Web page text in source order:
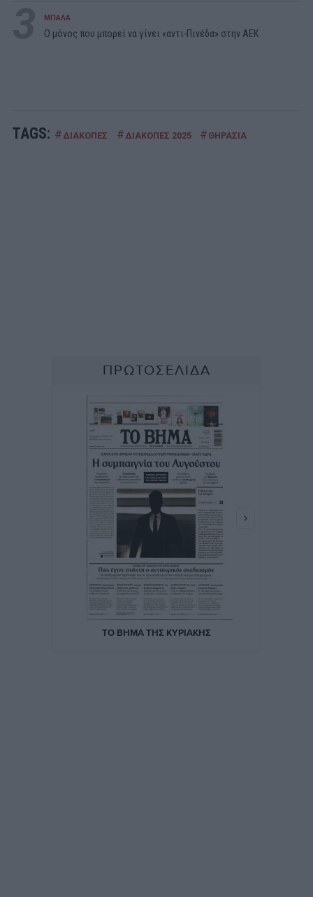
ΜΠΑΛΑ
Ο μόνος που μπορεί να γίνει «αντι-Πινέδα» στην ΑΕΚ
TAGS: # ΔΙΑΚΟΠΕΣ # ΔΙΑΚΟΠΕΣ 2025 # ΘΗΡΑΣΙΑ